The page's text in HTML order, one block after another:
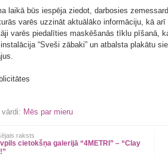
laikā būs iespēja ziedot, darbosies
varēs uzzināt aktuālāko informāciju, kā
varēs piedalīties maskēšanās tīklu pīšanā,
“Sveši zābaki” un atbalsta plakātu
Mēs par mieru
raksts
cietokšņa galerijā “4METRI” – “Clay